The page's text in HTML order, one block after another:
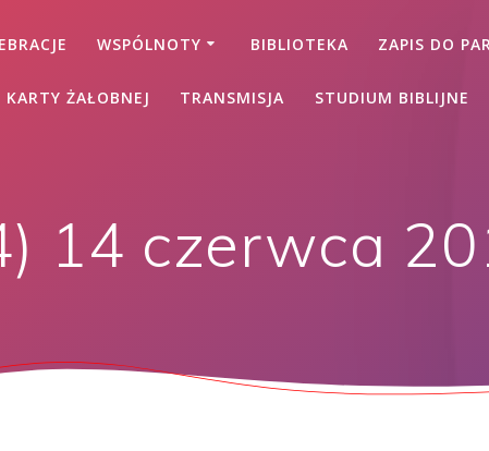
WSPÓLNOTY BIBLIOTEKA ZAPIS DO
KARTY ŻAŁOBNEJ TRANSMISJA STUDIUM BIBLIJNE
14 czerwca